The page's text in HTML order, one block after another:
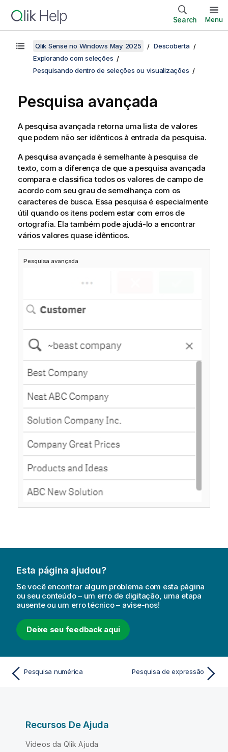
Search Menu
Qlik Sense no Windows May 2025
Descoberta
Explorando com seleções
Pesquisando dentro de seleções ou visualizações
Pesquisa avançada
A pesquisa avançada retorna uma lista de valores
que podem não ser idênticos à entrada da pesquisa.
A pesquisa avançada é semelhante à pesquisa de
texto, com a diferença de que a pesquisa avançada
compara e classifica todos os valores de campo de
acordo com seu grau de semelhança com os
caracteres de busca. Essa pesquisa é especialmente
útil quando os itens podem estar com erros de
ortografia. Ela também pode ajudá-lo a encontrar
vários valores quase idênticos.
Pesquisa avançada
Esta página ajudou?
Se você encontrar algum problema com esta página
ou seu conteúdo – um erro de digitação, uma etapa
ausente ou um erro técnico – avise-nos!
Deixe seu feedback aqui
Pesquisa numérica Pesquisa de expressão
Recursos De Ajuda
Vídeos da Qlik Ajuda